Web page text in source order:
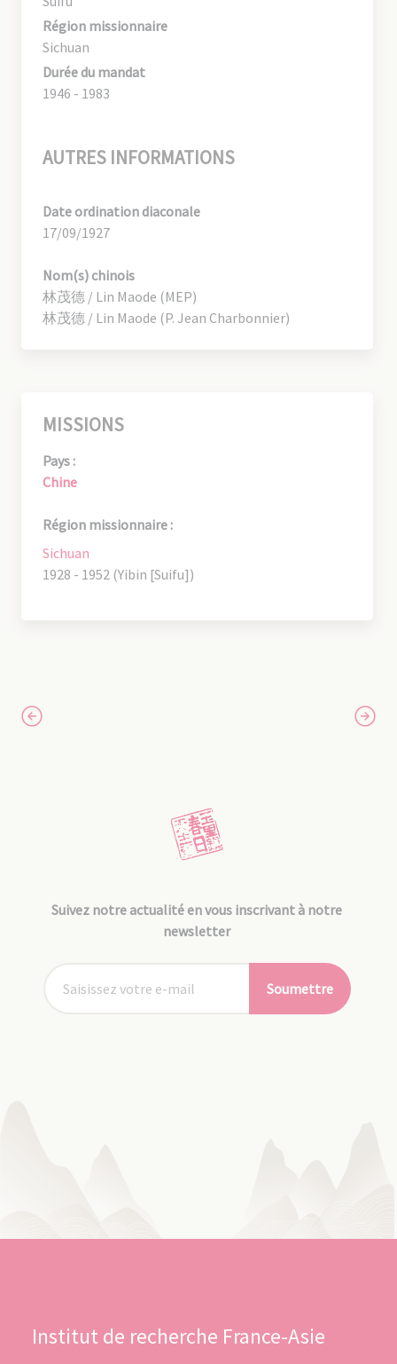
Région missionnaire
Sichuan
Durée du mandat
1946 - 1983
AUTRES INFORMATIONS
Date ordination diaconale
17/09/1927
Nom(s) chinois
林茂德 / Lin Maode (MEP)
林茂德 / Lin Maode (P. Jean Charbonnier)
MISSIONS
Pays :
Chine
Région missionnaire :
Sichuan
1928 - 1952 (Yibin [Suifu])
Suivez notre actualité en vous inscrivant à notre
newsletter
Soumettre
Institut de recherche France-Asie